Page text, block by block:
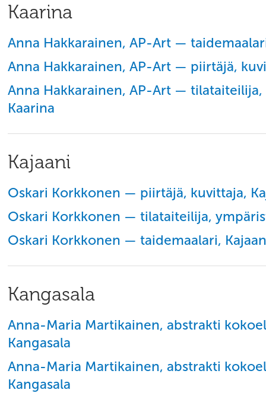
Kaarina
Anna Hakkarainen, AP-Art —
Anna Hakkarainen, AP-Art — piirtäjä,
Anna Hakkarainen, AP-Art —
Kaarina
Kajaani
Oskari Korkkonen — piirtäjä, kuvittaja,
Oskari Korkkonen — tilataiteilija,
Oskari Korkkonen — taidemaalari,
Kangasala
Anna-Maria Martikainen, abstrakti
Kangasala
Anna-Maria Martikainen, abstrakti
Kangasala